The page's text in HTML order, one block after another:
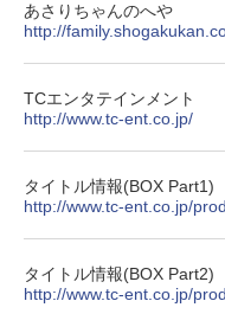
あさりちゃんのへや
http://
TCエンタテインメント
http://www.tc-ent.co.jp/
タイトル情報(BOX Part1)
http://www.tc-ent.co.jp/
タイトル情報(BOX Part2)
http://www.tc-ent.co.jp/